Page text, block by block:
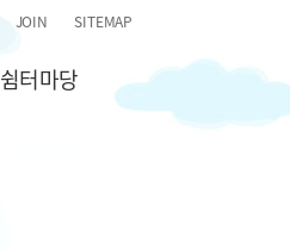
JOIN SITEMAP
쉼터마당